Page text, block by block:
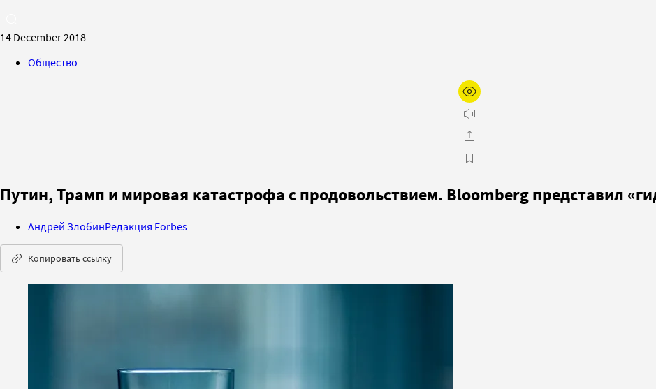
14 December 2018
Общество
Путин, Трамп и мировая катастрофа с продовольствием. Bloomberg представил
Андрей ЗлобинРедакция Forbes
Копировать ссылку